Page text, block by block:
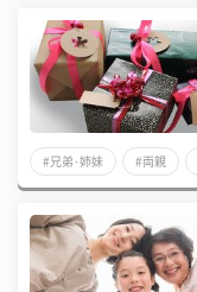
#兄弟･姉妹 #両親